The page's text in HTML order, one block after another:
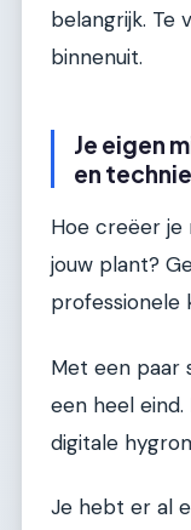
belangrijk. Te
binnenuit.
Je eigen
en
Hoe creëer
jouw plant?
professionele
Met een paar
een heel
digitale
Je hebt er al